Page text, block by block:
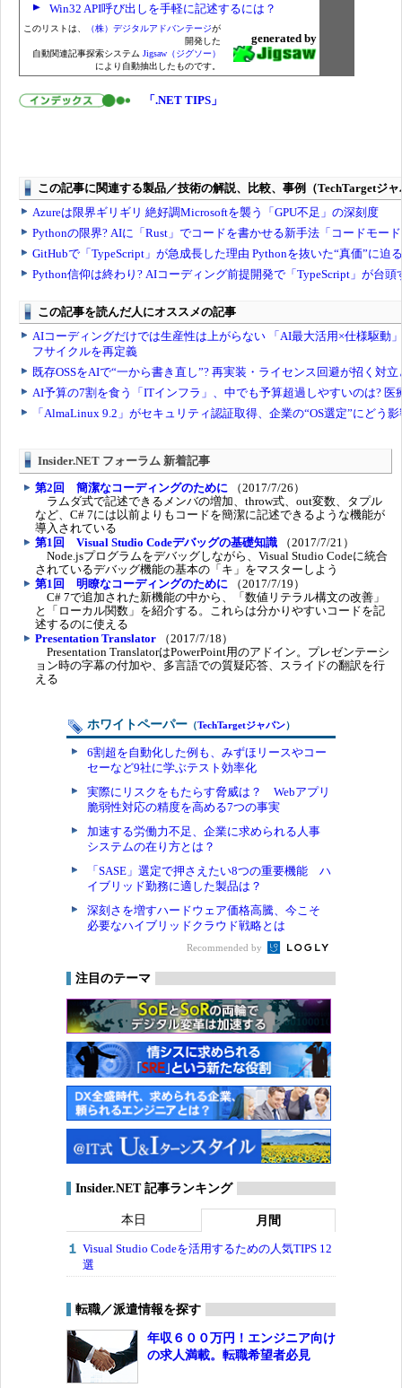
Win32 API呼び出しを手軽に記述するには？
このリストは、 （株）デジタルアドバンテージが
開発した
自動関連記事探索システム Jigsaw（ジグソー）
により自動抽出したものです。
generated by
「.NET TIPS」
Insider.NET フォーラム 新着記事
第2回 簡潔なコーディングのために （2017/7/26）
ラムダ式で記述できるメンバの増加、throw式、out変数、タプル
など、C# 7には以前よりもコードを簡潔に記述できるような機能が
導入されている
第1回 Visual Studio Codeデバッグの基礎知識 （2017/7/21）
Node.jsプログラムをデバッグしながら、Visual Studio Codeに統合
されているデバッグ機能の基本の「キ」をマスターしよう
第1回 明瞭なコーディングのために （2017/7/19）
C# 7で追加された新機能の中から、「数値リテラル構文の改善」
と「ローカル関数」を紹介する。これらは分かりやすいコードを記
述するのに使える
Presentation Translator （2017/7/18）
Presentation TranslatorはPowerPoint用のアドイン。プレゼンテーシ
ョン時の字幕の付加や、多言語での質疑応答、スライドの翻訳を行
える
ホワイトペーパー （TechTargetジャパン）
6割超を自動化した例も、みずほリースやコー
セーなど9社に学ぶテスト効率化
実際にリスクをもたらす脅威は？ Webアプリ
脆弱性対応の精度を高める7つの事実
加速する労働力不足、企業に求められる人事
システムの在り方とは？
「SASE」選定で押さえたい8つの重要機能 ハ
イブリッド勤務に適した製品は？
深刻さを増すハードウェア価格高騰、今こそ
必要なハイブリッドクラウド戦略とは
Recommended by
注目のテーマ
Insider.NET 記事ランキング
本日 月間
Visual Studio Codeを活用するための人気TIPS 12
選
転職／派遣情報を探す
年収６００万円！エンジニア向け
の求人満載。転職希望者必見